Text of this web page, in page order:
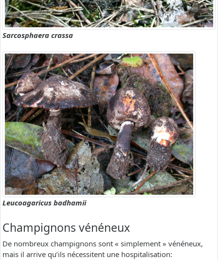
Sarcosphaera crassa
Leucoagaricus badhamii
Champignons vénéneux
De nombreux champignons sont « simplement » vénéneux,
mais il arrive qu’ils nécessitent une hospitalisation: